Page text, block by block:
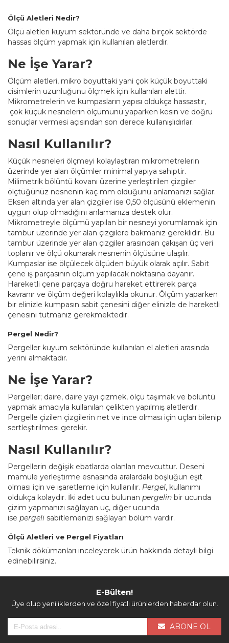
Ölçü Aletleri Nedir?
Ölçü aletleri kuyum sektöründe ve daha birçok sektörde
hassas ölçüm yapmak için kullanılan aletlerdir.
Ne İşe Yarar?
Ölçüm aletleri, mikro boyuttaki yani çok küçük boyuttaki
cisimlerin uzunluğunu ölçmek için kullanılan alettir.
Mikrometrelerin ve kumpasların yapısı oldukça hassastır,
çok küçük nesnelerin ölçümünü yaparken kesin ve doğru
sonuçlar vermesi açısından son derece kullanışlıdırlar.
Nasıl Kullanılır?
Küçük nesneleri ölçmeyi kolaylaştıran mikrometrelerin
üzerinde yer alan ölçümler minimal yapıya sahiptir.
Milimetrik bölüntü kovanı üzerine yerleştirilen çizgiler
ölçtüğünüz nesnenin kaç mm olduğunu anlamanızı sağlar.
Eksen altında yer alan çizgiler ise 0,50 ölçüsünü eklemenin
uygun olup olmadığını anlamanıza destek olur.
Mikrometreyle ölçümü yapılan bir nesneyi yorumlamak için
tambur üzerinde yer alan çizgilere bakmanız gereklidir. Bu
tambur üzerinde yer alan çizgiler arasından çakışan üç veri
toplanır ve ölçü okunarak nesnenin ölçüsüne ulaşılır.
Kumpaslar ise ölçülecek ölçüden büyük olarak açılır. Sabit
çene iş parçasının ölçüm yapılacak noktasına dayanır.
Hareketli çene parçaya doğru hareket ettirerek parça
kavranır ve ölçüm değeri kolaylıkla okunur. Ölçüm yaparken
bir elinizle kumpasın sabit çenesini diğer elinizle de hareketli
çenesini tutmanız gerekmektedir.
Pergel Nedir?
Pergeller kuyum sektöründe kullanılan el aletleri arasında
yerini almaktadır.
Ne İşe Yarar?
Pergeller; daire, daire yayı çizmek, ölçü taşımak ve bölüntü
yapmak amacıyla kullanılan çelikten yapılmış aletlerdir.
Pergelle çizilen çizgilerin net ve ince olması için uçları bilenip
sertleştirilmesi gerekir.
Nasıl Kullanılır?
Pergellerin değişik ebatlarda olanları mevcuttur. Deseni
mamule yerleştirme esnasında aralardaki boşluğun eşit
olması için ve işaretleme için kullanılır. Pergel, kullanımı
oldukça kolaydır. İki adet ucu bulunan pergelin bir ucunda
çizim yapmanızı sağlayan uç, diğer ucunda
ise pergeli sabitlemenizi sağlayan bölüm vardır.
Ölçü Aletleri ve Pergel Fiyatları
Teknik dökümanları inceleyerek ürün hakkında detaylı bilgi
edinebilirsiniz.
E-Bülten!
Üye olup yeniliklerden ve özel fiyatlı ürünlerden haberdar olun.
ABONE OL